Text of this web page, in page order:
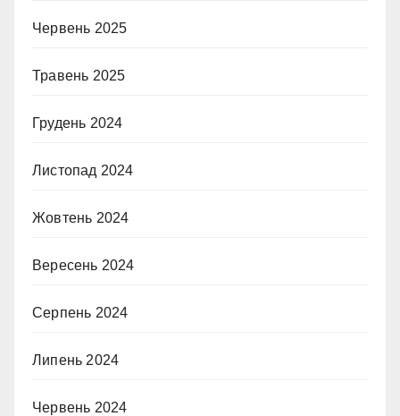
Червень 2025
Травень 2025
Грудень 2024
Листопад 2024
Жовтень 2024
Вересень 2024
Серпень 2024
Липень 2024
Червень 2024